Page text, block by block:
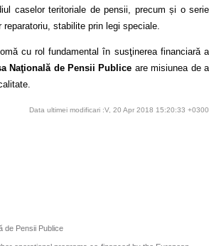
caselor teritoriale de pensii, precum și o serie
stabilite prin legi speciale.
cu rol fundamental în susţinerea financiară a
Naţională de Pensii Publice are misiunea de a
Data ultimei modificari :V, 20 Apr 2018 15:20:33 +0300
de Pensii Publice